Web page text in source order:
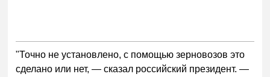
"Точно не установлено, с помощью зерновозов это
сделано или нет, — сказал российский президент. —